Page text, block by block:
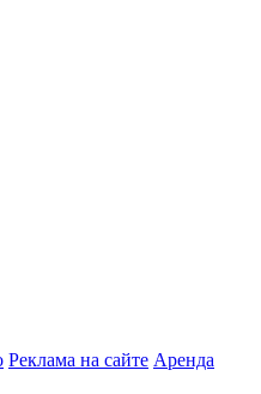
Реклама на сайте Аренда